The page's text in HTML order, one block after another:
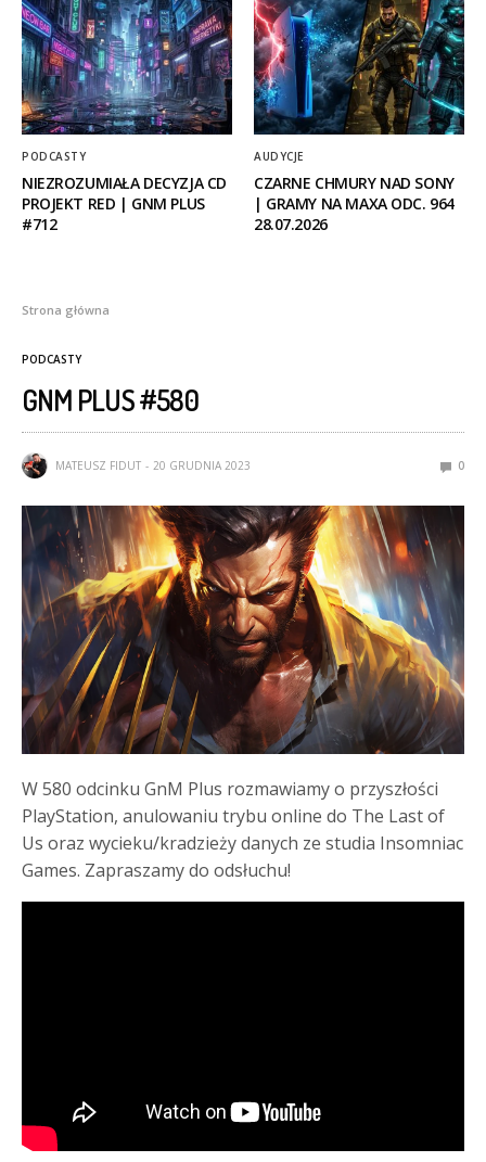
PODCASTY
NIEZROZUMIAŁA DECYZJA CD
PROJEKT RED | GNM PLUS
#712
AUDYCJE
CZARNE CHMURY NAD SONY
| GRAMY NA MAXA ODC. 964
28.07.2026
Strona główna
PODCASTY
GNM PLUS #580
MATEUSZ FIDUT 20 GRUDNIA 2023 0
W 580 odcinku GnM Plus rozmawiamy o przyszłości
PlayStation, anulowaniu trybu online do The Last of
Us oraz wycieku/kradzieży danych ze studia Insomniac
Games. Zapraszamy do odsłuchu!